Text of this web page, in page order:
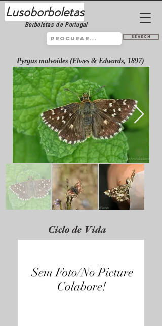
Lusoborboletas
Borboletas de Portugal
Search
Pyrgus malvoides (Elwes & Edwards, 1897)
Ciclo de Vida